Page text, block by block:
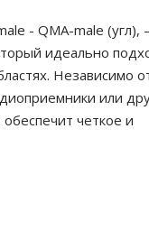
- QMA-male
идеально
Независимо
или
четкое и